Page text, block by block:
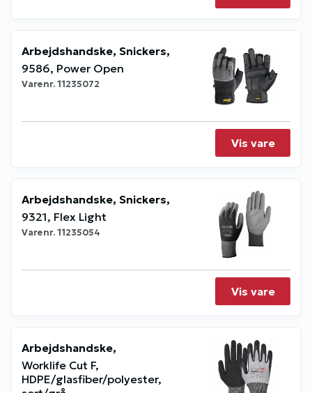
Arbejdshandske, Snickers,
9586, Power Open
Varenr.11235072
Vis vare
Arbejdshandske, Snickers,
9321, Flex Light
Varenr.11235054
Vis vare
Arbejdshandske,
Worklife Cut F,
HDPE/glasfiber/polyester,